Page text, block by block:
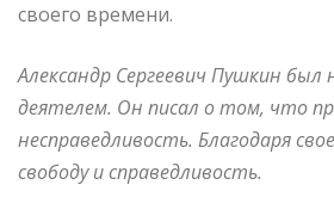
своего времени.
Александр Сергеевич Пушкин
деятелем. Он писал о том, что
несправедливость. Благодаря
свободу и справедливость.